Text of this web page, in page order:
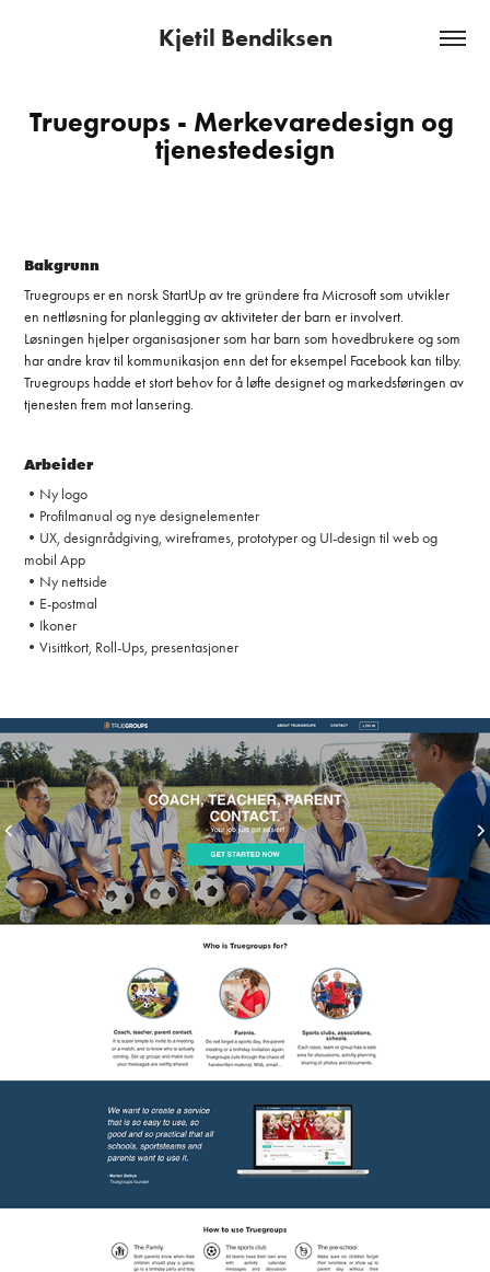
Kjetil Bendiksen
Truegroups - Merkevaredesign og
tjenestedesign
Bakgrunn
Truegroups er en norsk StartUp av tre gründere fra Microsoft som utvikler
en nettløsning for planlegging av aktiviteter der barn er involvert.
Løsningen hjelper organisasjoner som har barn som hovedbrukere og som
har andre krav til kommunikasjon enn det for eksempel Facebook kan tilby.
Truegroups hadde et stort behov for å løfte designet og markedsføringen av
tjenesten frem mot lansering.
Arbeider
•Ny logo
•Profilmanual og nye designelementer
•UX, designrådgiving, wireframes, prototyper og UI-design til web og
mobil App
•Ny nettside
•E-postmal
•Ikoner
•Visittkort, Roll-Ups, presentasjoner